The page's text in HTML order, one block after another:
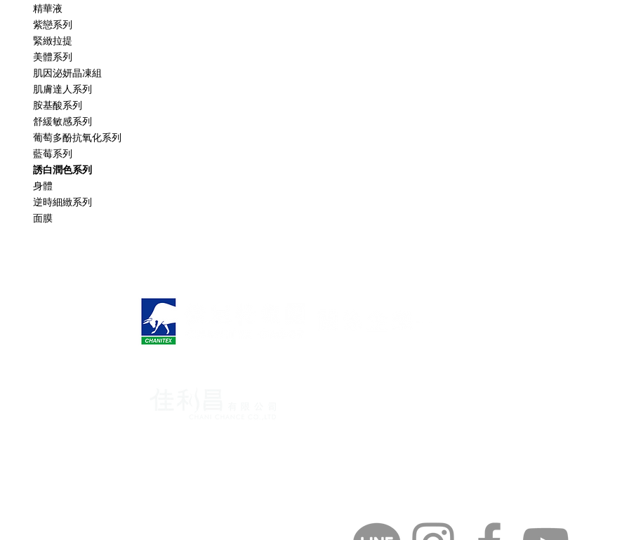
精華液
紫戀系列
緊緻拉提
美體系列
肌因泌妍晶凍組
肌膚達人系列
胺基酸系列
舒緩敏感系列
葡萄多酚抗氧化系列
藍莓系列
誘白潤色系列
身體
逆時細緻系列
面膜